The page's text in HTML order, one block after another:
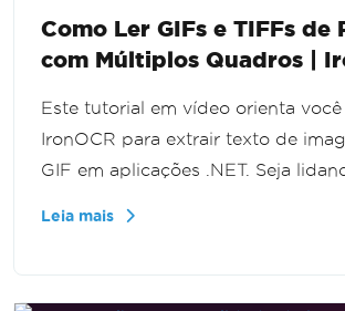
Como Ler GIFs e TIFFs de
com Múltiplos Quadros |
Este tutorial em vídeo orienta você
IronOCR para extrair texto de
GIF em aplicações .NET. Seja
Leia mais